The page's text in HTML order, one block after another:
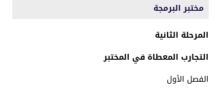
مختبر البرمجة
المرحلة الثانية
التجارب المعطاة في المختبر
الفصل الأول